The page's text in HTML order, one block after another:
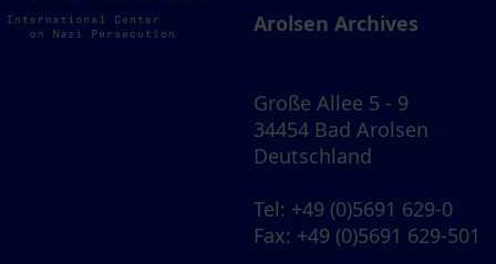
Arolsen Archives
Große Allee 5 - 9
34454 Bad Arolsen
Deutschland
Tel: +49 (0)5691 629-0
Fax: +49 (0)5691 629-501